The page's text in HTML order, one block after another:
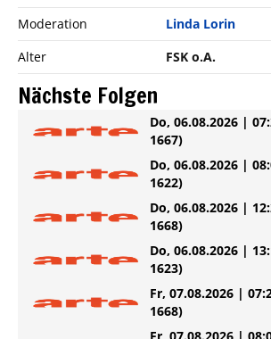
Moderation
Linda Lorin
Alter
FSK o.A.
Nächste Folgen
Do, 06.08.2026 |
1667)
Do, 06.08.2026 |
1622)
Do, 06.08.2026 |
1668)
Do, 06.08.2026 |
1623)
Fr, 07.08.2026 |
1668)